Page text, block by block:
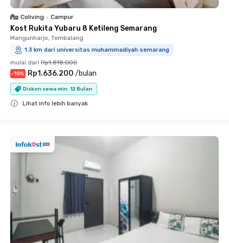
Coliving • Campur
Kost Rukita Yubaru 8 Ketileng Semarang
Mangunharjo, Tembalang
1.3 km dari universitas muhammadiyah semarang
mulai dari Rp1.818.000
-10% Rp1.636.200 /bulan
Diskon sewa min. 12 Bulan
Lihat info lebih banyak